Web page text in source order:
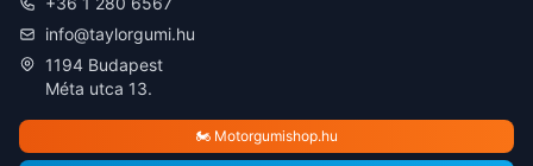
info@taylorgumi.hu
1194 Budapest
Méta utca 13.
🏍️ Motorgumishop.hu